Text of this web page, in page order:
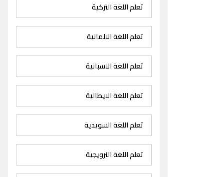
تعلم اللغة التركية
تعلم اللغة الالمانية
تعلم اللغة الاسبانية
تعلم اللغة الايطالية
تعلم اللغة السويدية
تعلم اللغة النرويجية